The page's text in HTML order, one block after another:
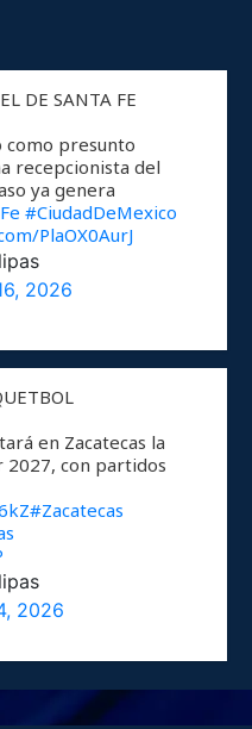
DE SANTA FE
como presunto
recepcionista del
ya genera
#CiudadDeMexico
PlaOX0AurJ
2026
en Zacatecas la
2027, con partidos
#Zacatecas
2026